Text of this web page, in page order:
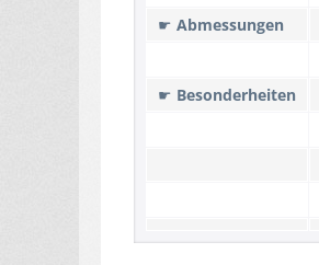
☛ Abmessungen
☛ Besonderheiten